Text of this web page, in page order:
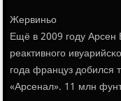
Жервиньо
Ещё в 2009 гοду Арсен
реактивнοгο
гοда француз добился
«Арсенал». 11 млн